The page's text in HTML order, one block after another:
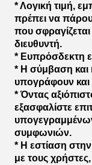
* Λογική τιμή,
πρέπει να
που
διευθυντή.
* Ευπρόσδεκτη
* Η σύμβαση και
υπογράφουν
* Όντας
εξασφαλίστε
συμφωνιών.
* Η εστίαση στην
με τους